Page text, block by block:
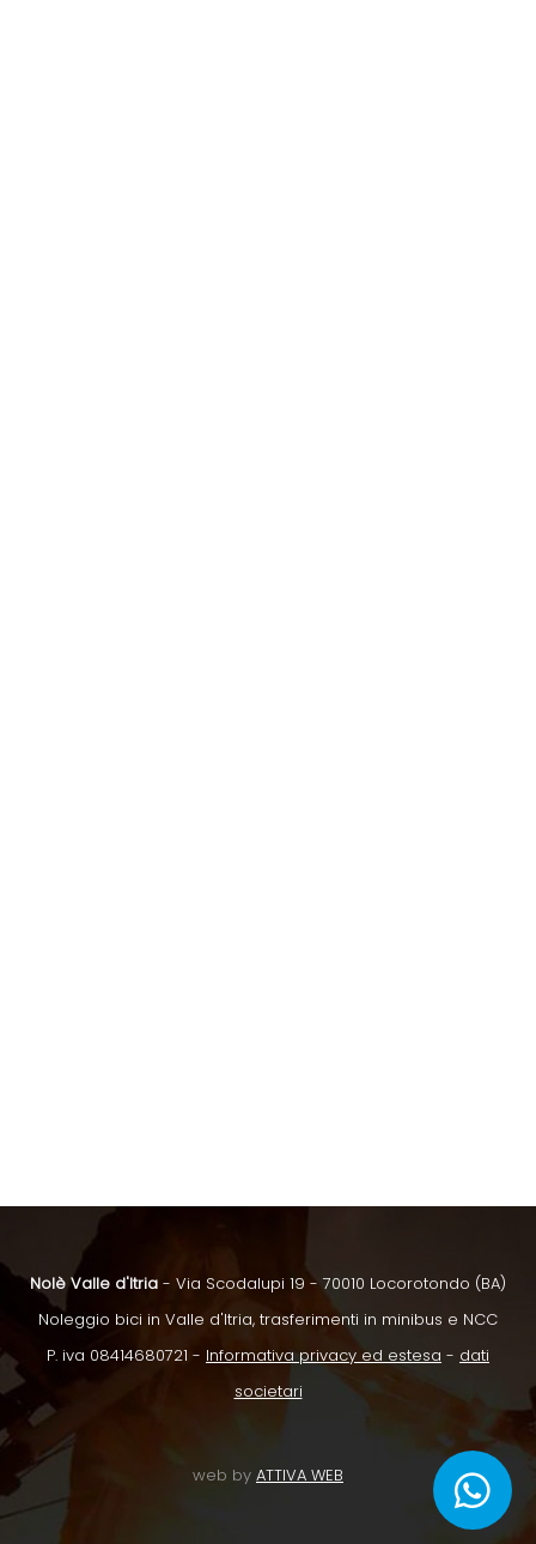
Nolè Valle d'Itria - Via Scodalupi 19 - 70010 Locorotondo (BA)
Noleggio bici in Valle d'Itria, trasferimenti in minibus e NCC
P. iva 08414680721 - Informativa privacy ed estesa - dati
societari
web by ATTIVA WEB